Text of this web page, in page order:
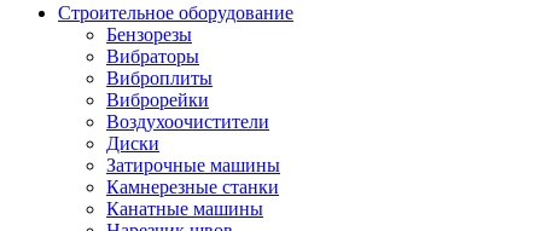
Строительное оборудование
Бензорезы
Вибраторы
Виброплиты
Виброрейки
Воздухоочистители
Диски
Затирочные машины
Камнерезные станки
Канатные машины